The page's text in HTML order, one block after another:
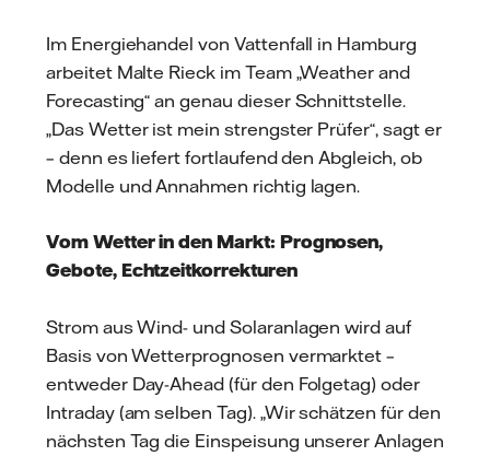
Im Energiehandel von Vattenfall in Hamburg
arbeitet Malte Rieck im Team „Weather and
Forecasting“ an genau dieser Schnittstelle.
„Das Wetter ist mein strengster Prüfer“, sagt er
– denn es liefert fortlaufend den Abgleich, ob
Modelle und Annahmen richtig lagen.
Vom Wetter in den Markt: Prognosen,
Gebote, Echtzeitkorrekturen
Strom aus Wind- und Solaranlagen wird auf
Basis von Wetterprognosen vermarktet –
entweder Day-Ahead (für den Folgetag) oder
Intraday (am selben Tag). „Wir schätzen für den
nächsten Tag die Einspeisung unserer Anlagen